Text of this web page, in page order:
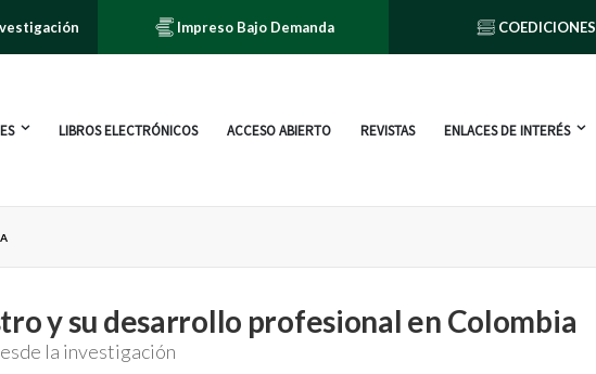
Impreso Bajo Demanda COEDICIONES
LIBROS ELECTRÓNICOS ACCESO ABIERTO REVISTAS ENLACES DE INTERÉS
y su desarrollo profesional en Colombia
la investigación